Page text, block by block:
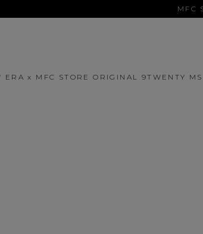
MFC
ERA x MFC STORE ORIGINAL 9TWENTY